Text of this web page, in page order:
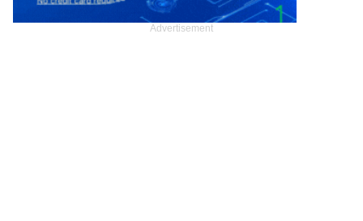
Advertisement